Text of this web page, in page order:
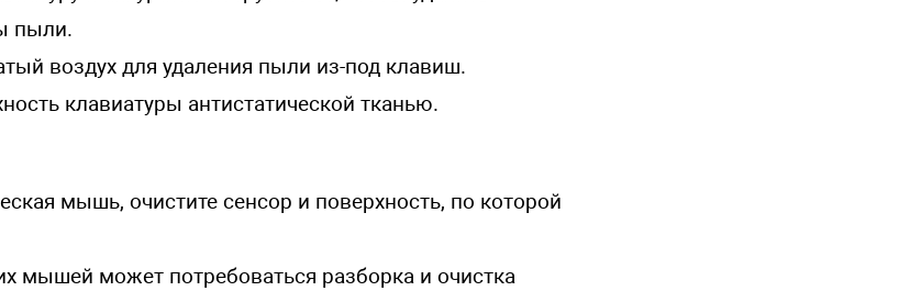
пыли.
воздух для удаления пыли из-под клавиш.
клавиатуры антистатической тканью.
мышь, очистите сенсор и поверхность, по которой
мышей может потребоваться разборка и очистка